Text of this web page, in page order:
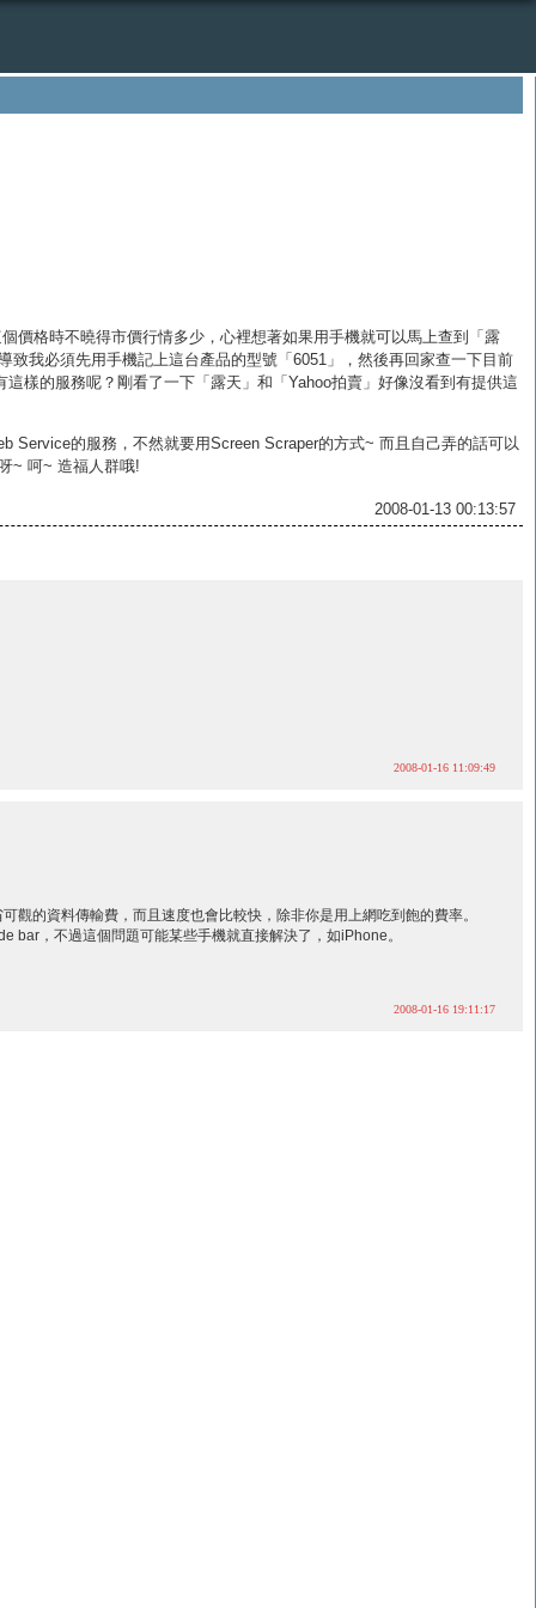
價格時不曉得市價行情多少，心裡想著如果用手機就可以馬上查到「露
我必須先用手機記上這台產品的型號「6051」，然後再回家查一下目前
樣的服務呢？剛看了一下「露天」和「Yahoo拍賣」好像沒看到有提供這
Service的服務，不然就要用Screen Scraper的方式~ 而且自己弄的話可以
~ 呵~ 造福人群哦!
2008-01-13 00:13:57
2008-01-16 11:09:49
觀的資料傳輸費，而且速度也會比較快，除非你是用上網吃到飽的費率。
bar，不過這個問題可能某些手機就直接解決了，如iPhone。
2008-01-16 19:11:17